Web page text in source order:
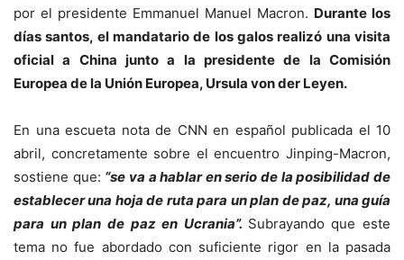
por el presidente Emmanuel Manuel Macron. Durante los
días santos, el mandatario de los galos realizó una visita
oficial a China junto a la presidente de la Comisión
Europea de la Unión Europea, Ursula von der Leyen.
En una escueta nota de CNN en español publicada el 10
abril, concretamente sobre el encuentro Jinping-Macron,
sostiene que: “se va a hablar en serio de la posibilidad de
establecer una hoja de ruta para un plan de paz, una guía
para un plan de paz en Ucrania”. Subrayando que este
tema no fue abordado con suficiente rigor en la pasada